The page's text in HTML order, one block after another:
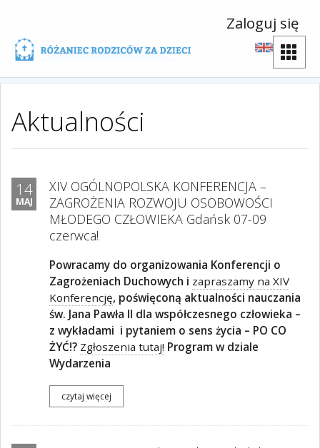
Zaloguj się
Aktualności
14
MAJ
XIV OGÓLNOPOLSKA KONFERENCJA –
ZAGROŻENIA ROZWOJU OSOBOWOŚCI
MŁODEGO CZŁOWIEKA Gdańsk 07-09
czerwca!
Powracamy do organizowania Konferencji o
Zagrożeniach Duchowych i zapraszamy na XIV
Konferencję, poświęconą aktualności nauczania
św. Jana Pawła II dla współczesnego człowieka –
z wykładami i pytaniem o sens życia – PO CO
ŻYĆ!? Zgłoszenia tutaj! Program w dziale
Wydarzenia
czytaj więcej